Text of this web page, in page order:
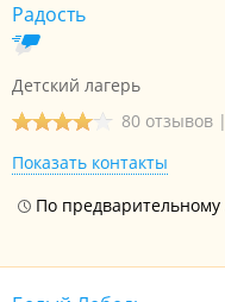
Радость
Детский лагерь
80 отзывов |
Показать контакты
По предварительному